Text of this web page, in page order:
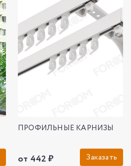
ПРОФИЛЬНЫЕ КАРНИЗЫ
от 442 ₽ Заказать